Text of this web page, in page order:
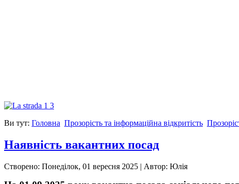
Ви тут: Головна Прозорість та інформаційна відкритість
Наявність вакантних посад
Створено: Понеділок, 01 вересня 2025 | Автор: Юлія